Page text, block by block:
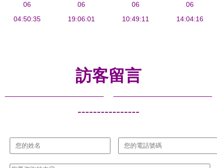
自我覺醒與
本質回歸
06
04:50:35
展亮相新
品，引領智
06
19:06:01
06
10:49:11
實拍，占比
中國市場半
06
14:04:16
訪客留言
----------------